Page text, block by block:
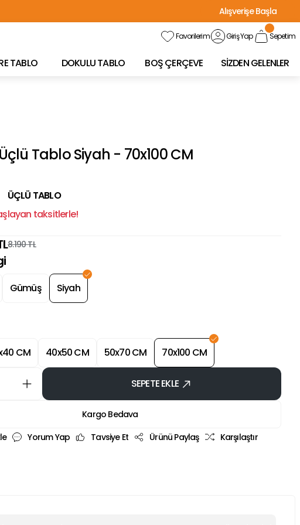
Alışverişe Başla
Favorilerim Giriş Yap Sepetim
TABLO DOKULU TABLO BOŞ ÇERÇEVE SİZDEN GELENLER
Tablo Siyah - 70x100 CM
ÜÇLÜ TABLO
taksitlerle!
8.190 TL
Gümüş Siyah
CM 40x50 CM 50x70 CM 70x100 CM
SEPETE EKLE
Kargo Bedava
Yorum Yap
Tavsiye Et Ürünü Paylaş Karşılaştır